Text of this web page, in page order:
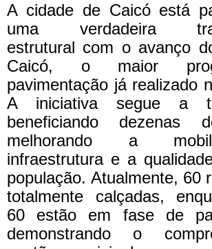
A cidade de Caicó está
uma verdadeira
estrutural com o avanço
Caicó, o maior
pavimentação já realizado
A iniciativa segue a
beneficiando
melhorando a
infraestrutura e a
população. Atualmente, 60
totalmente calçadas,
60 estão em fase de
demonstrando o